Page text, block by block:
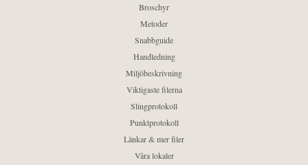
Broschyr
Metoder
Snabbguide
Handledning
Miljöbeskrivning
Viktigaste filerna
Slingprotokoll
Punktprotokoll
Länkar & mer filer
Våra lokaler